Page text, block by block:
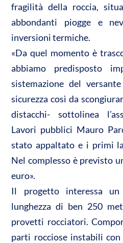
fragilità della roccia,
abbondanti piogge e
inversioni termiche.
«Da quel momento è
abbiamo predisposto
sistemazione del
sicurezza così da
distacchi- sottolinea
Lavori pubblici Mauro
stato appaltato e i primi
Nel complesso è previsto
euro».
Il progetto interessa
lunghezza di ben 250
provetti rocciatori.
parti rocciose instabili con